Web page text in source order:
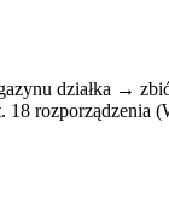
działka
rozporządzenia